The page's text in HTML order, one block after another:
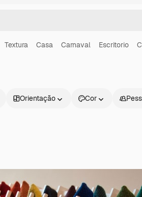
Textura Casa Carnaval Escritorio
Orientação Cor